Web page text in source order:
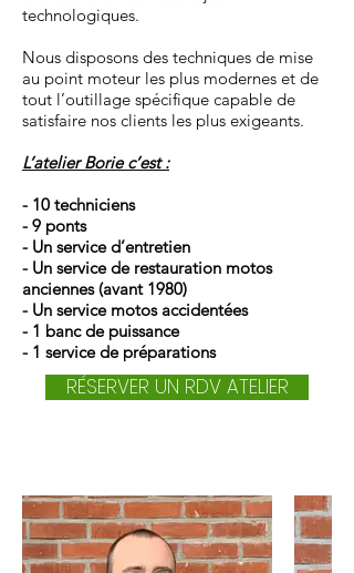
technologiques.
Nous disposons des techniques de mise
au point moteur les plus modernes et de
tout l’outillage spécifique capable de
satisfaire nos clients les plus exigeants.
L’atelier Borie c’est :
- 10 techniciens
- 9 ponts
- Un service d’entretien
- Un service de restauration motos
anciennes (avant 1980)
- Un service motos accidentées
- 1 banc de puissance
- 1 service de préparations
RÉSERVER UN RDV ATELIER